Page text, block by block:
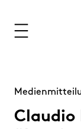
Claudio